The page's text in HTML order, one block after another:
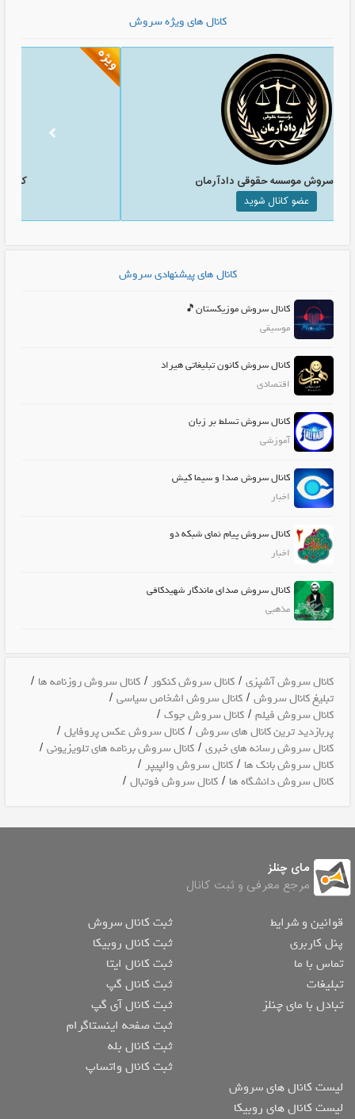
کانال های ویژه سروش
کانال سروش موسسه حقوقی دادآرمان
عضو کانال شوید
کانال های پیشنهادی سروش
کانال سروش موزیکستان🎵
موسیقی
کانال سروش کانون تبلیغاتی هیراد
اقتصادی
کانال سروش تسلط بر زبان
آموزشی
کانال سروش صدا و سیما کیش
اخبار
کانال سروش پیام نمای شبکه دو
اخبار
کانال سروش صدای ماندگار شهیدکافی
مذهبی
کانال سروش آشپزی /کانال سروش کنکور /کانال سروش روزنامه ها /
تبلیغ کانال سروش /کانال سروش اشخاص سیاسی /
کانال سروش فیلم /کانال سروش جوک /
پربازدید ترین کانال های سروش /کانال سروش عکس پروفایل /
کانال سروش رسانه های خبری /کانال سروش برنامه های تلویزیونی /
کانال سروش بانک ها /کانال سروش والپیپر /
کانال سروش دانشگاه ها /کانال سروش فوتبال /
مای چنلز
مرجع معرفی و ثبت کانال
قوانین و شرایط
پنل کاربری
تماس با ما
تبلیغات
تبادل با مای چنلز
ثبت کانال سروش
ثبت کانال روبیکا
ثبت کانال ایتا
ثبت کانال گپ
ثبت کانال آی گپ
ثبت صفحه اینستاگرام
ثبت کانال بله
ثبت کانال واتساپ
لیست کانال های سروش
لیست کانال های روبیکا